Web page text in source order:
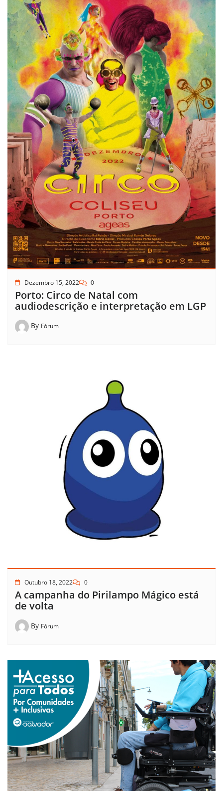
Dezembro 15, 2022 0
Porto: Circo de Natal com
audiodescrição e interpretação em LGP
By Fórum
Outubro 18, 2022 0
A campanha do Pirilampo Mágico está
de volta
By Fórum